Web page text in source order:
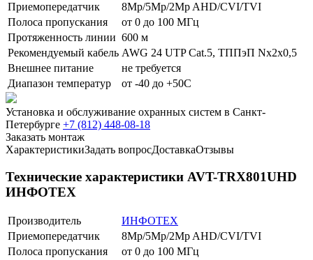
Приемопередатчик
8Mp/5Mp/2Mp AHD/CVI/TVI
Полоса пропускания
от 0 до 100 МГц
Протяженность линии 600 м
Рекомендуемый кабель AWG 24 UTP Cat.5, ТППэП Nх2х0,5
Внешнее питание
не требуется
Диапазон температур
от -40 до +50С
Установка и обслуживание охранных систем в Санкт-
Петербурге +7 (812) 448-08-18
Заказать монтаж
ХарактеристикиЗадать вопросДоставкаОтзывы
Технические характеристики AVT-TRX801UHD
ИНФОТЕХ
Производитель
ИНФОТЕХ
Приемопередатчик
8Mp/5Mp/2Mp AHD/CVI/TVI
Полоса пропускания
от 0 до 100 МГц